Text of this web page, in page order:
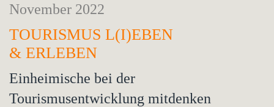
November 2022
TOURISMUS L(I)EBEN
& ERLEBEN
Einheimische bei der
Tourismusentwicklung mitdenken